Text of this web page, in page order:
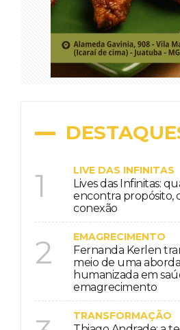
1 LIVE DAS INFINITAS
Lives das Infinitas:
encontra propósito,
conexão
2 EMAGRECIMENTO
Fernanda Kerlen
meio de uma
humanizada em
emagrecimento
TRANSFORMAÇÃO